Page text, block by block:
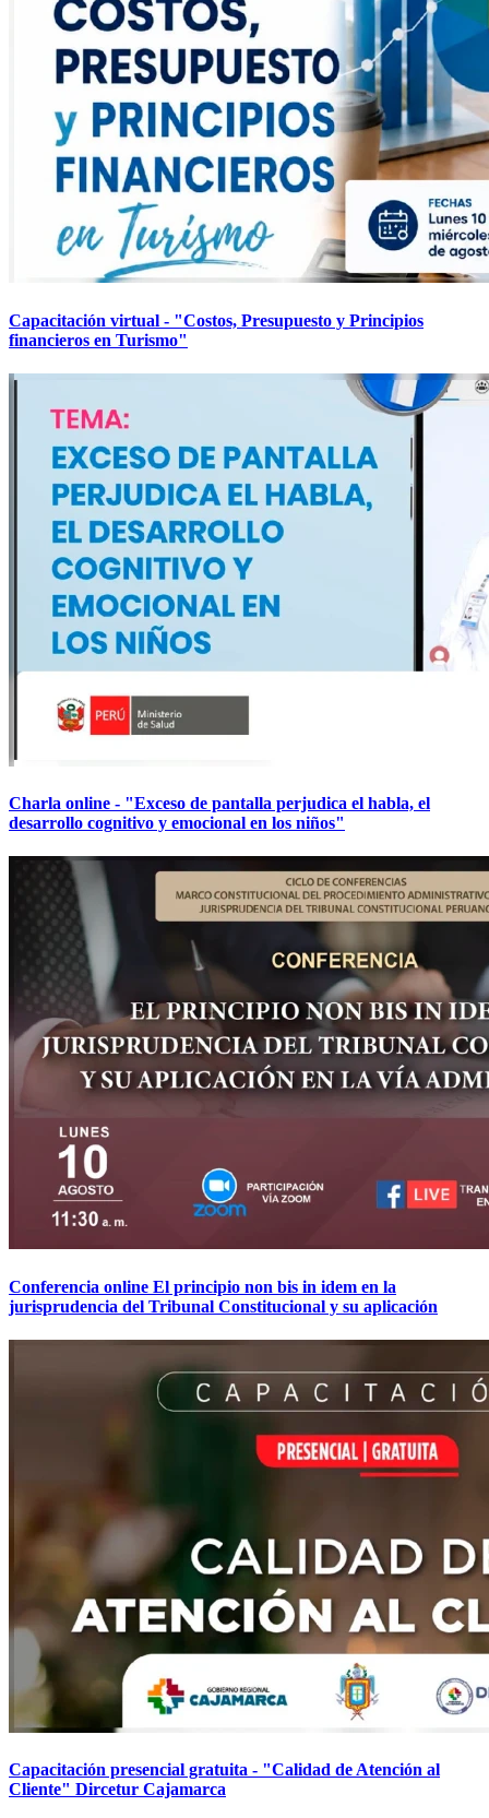
Capacitación virtual - "Costos, Presupuesto y Principios
financieros en Turismo"
Charla online - "Exceso de pantalla perjudica el habla, el
desarrollo cognitivo y emocional en los niños"
Conferencia online El principio non bis in idem en la
jurisprudencia del Tribunal Constitucional y su aplicación
Capacitación presencial gratuita - "Calidad de Atención al
Cliente" Dircetur Cajamarca